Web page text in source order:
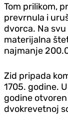
Tom prilikom,
prevrnula i
dvorca. Na
materijalna
najmanje
Zid pripada
1705. godine.
godine
dvokrevetnoj